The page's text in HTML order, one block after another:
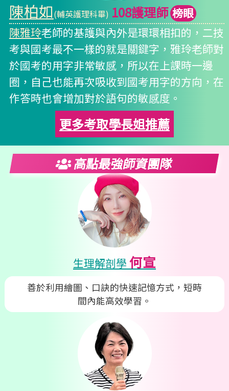
陳柏如(輔英護理科畢) 108護理師 榜眼
陳雅玲老師的基護與內外是環環相扣的，二技
考與國考最不一樣的就是關鍵字，雅玲老師對
於國考的用字非常敏感，所以在上課時一邊
圈，自己也能再次吸收到國考用字的方向，在
作答時也會增加對於語句的敏感度。
更多考取學長姐推薦
高點最強師資團隊
生理解剖學 何宣
善於利用繪圖、口訣的快速記憶方式，短時
間內能高效學習。